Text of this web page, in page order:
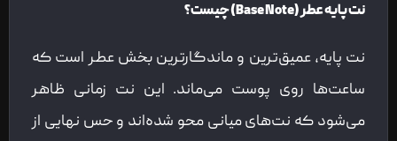
نت پایه عطر (Base Note) چیست؟
نت پایه، عمیق‌ترین و ماندگارترین بخش عطر است که
ساعت‌ها روی پوست می‌ماند. این نت زمانی ظاهر
می‌شود که نت‌های میانی محو شده‌اند و حس نهایی از